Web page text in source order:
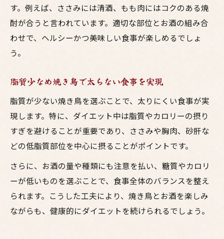
す。例えば、ささみには清酒、もも肉にはコクのある焼
酎が合うと言われています。適切な部位とお酒の組み合
わせで、ヘルシーかつ美味しい食事が楽しめるでしょ
う。
脂質少なめ焼き鳥で太らない食事を実現
脂質が少ない焼き鳥を選ぶことで、太りにくい食事が実
現します。特に、ダイエット中は脂質やカロリーの摂り
すぎを避けることが重要であり、ささみや胸肉、砂肝な
どの低脂質部位を中心に摂ることがポイントです。
さらに、お酒の量や種類にも注意を払い、糖質やカロリ
ーが低いものを選ぶことで、食事全体のバランスを整え
られます。こうした工夫により、焼き鳥とお酒を楽しみ
ながらも、健康的にダイエットを続けられるでしょう。